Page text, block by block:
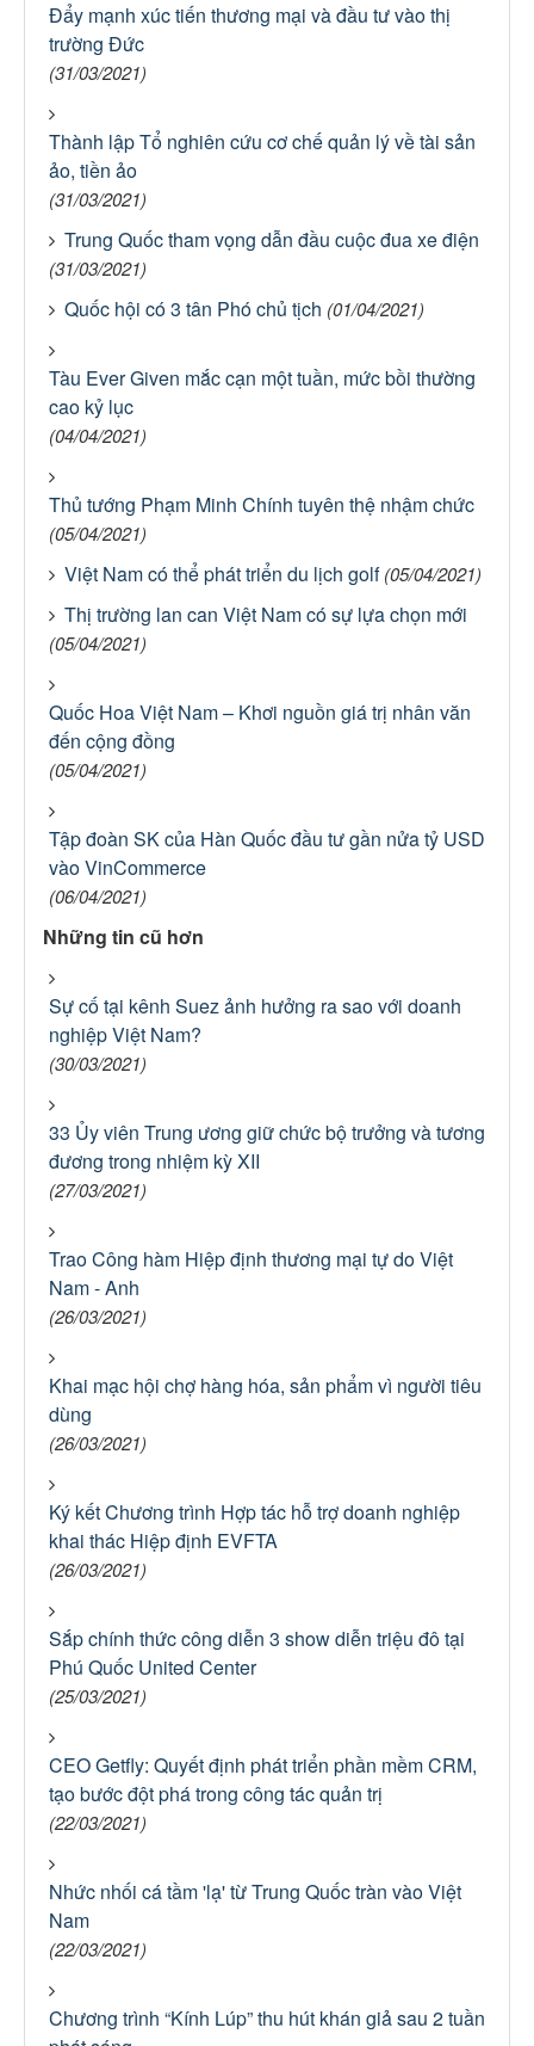
Đẩy mạnh xúc tiến thương mại và đầu tư vào thị
trường Đức
(31/03/2021)
Thành lập Tổ nghiên cứu cơ chế quản lý về tài sản
ảo, tiền ảo
(31/03/2021)
Trung Quốc tham vọng dẫn đầu cuộc đua xe điện
(31/03/2021)
Quốc hội có 3 tân Phó chủ tịch (01/04/2021)
Tàu Ever Given mắc cạn một tuần, mức bồi thường
cao kỷ lục
(04/04/2021)
Thủ tướng Phạm Minh Chính tuyên thệ nhậm chức
(05/04/2021)
Việt Nam có thể phát triển du lịch golf (05/04/2021)
Thị trường lan can Việt Nam có sự lựa chọn mới
(05/04/2021)
Quốc Hoa Việt Nam – Khơi nguồn giá trị nhân văn
đến cộng đồng
(05/04/2021)
Tập đoàn SK của Hàn Quốc đầu tư gần nửa tỷ USD
vào VinCommerce
(06/04/2021)
Những tin cũ hơn
Sự cố tại kênh Suez ảnh hưởng ra sao với doanh
nghiệp Việt Nam?
(30/03/2021)
33 Ủy viên Trung ương giữ chức bộ trưởng và tương
đương trong nhiệm kỳ XII
(27/03/2021)
Trao Công hàm Hiệp định thương mại tự do Việt
Nam - Anh
(26/03/2021)
Khai mạc hội chợ hàng hóa, sản phẩm vì người tiêu
dùng
(26/03/2021)
Ký kết Chương trình Hợp tác hỗ trợ doanh nghiệp
khai thác Hiệp định EVFTA
(26/03/2021)
Sắp chính thức công diễn 3 show diễn triệu đô tại
Phú Quốc United Center
(25/03/2021)
CEO Getfly: Quyết định phát triển phần mềm CRM,
tạo bước đột phá trong công tác quản trị
(22/03/2021)
Nhức nhối cá tầm 'lạ' từ Trung Quốc tràn vào Việt
Nam
(22/03/2021)
Chương trình “Kính Lúp” thu hút khán giả sau 2 tuần